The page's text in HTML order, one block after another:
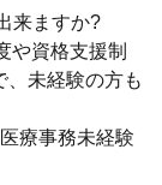
来ますか?
や資格支援制
、未経験の方も
療事務未経験